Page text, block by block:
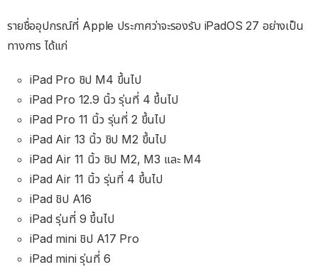
รายชื่ออุปกรณ์ที่ Apple ประกาศว่าจะรองรับ iPadOS 27 อย่างเป็น
ทางการ ได้แก่
iPad Pro ชิป M4 ขึ้นไป
iPad Pro 12.9 นิ้ว รุ่นที่ 4 ขึ้นไป
iPad Pro 11 นิ้ว รุ่นที่ 2 ขึ้นไป
iPad Air 13 นิ้ว ชิป M2 ขึ้นไป
iPad Air 11 นิ้ว ชิป M2, M3 และ M4
iPad Air 11 นิ้ว รุ่นที่ 4 ขึ้นไป
iPad ชิป A16
iPad รุ่นที่ 9 ขึ้นไป
iPad mini ชิป A17 Pro
iPad mini รุ่นที่ 6